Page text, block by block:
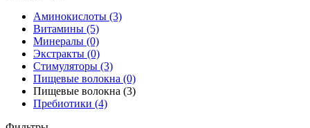
Аминокислоты (3)
Витамины (5)
Минералы (0)
Экстракты (0)
Стимуляторы (3)
Пищевые волокна (0)
Пищевые волокна (3)
Пребиотики (4)